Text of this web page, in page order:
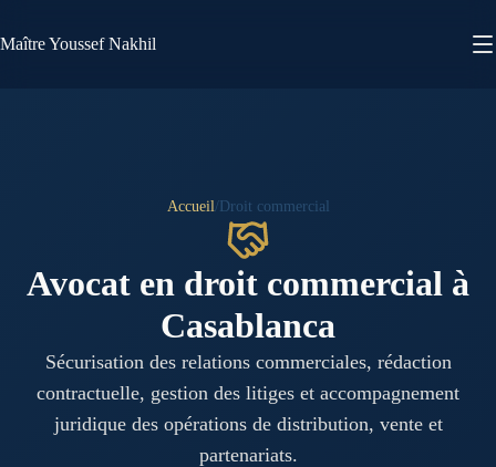
Maître Youssef Nakhil
Accueil/Droit commercial
Avocat en droit commercial à
Casablanca
Sécurisation des relations commerciales, rédaction
contractuelle, gestion des litiges et accompagnement
juridique des opérations de distribution, vente et
partenariats.